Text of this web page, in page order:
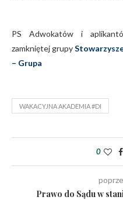
PS Adwokatów i
zamkniętej grupy
– Grupa
WAKACYJNA AKADEMIA #DI
0
Prawo do Sądu w